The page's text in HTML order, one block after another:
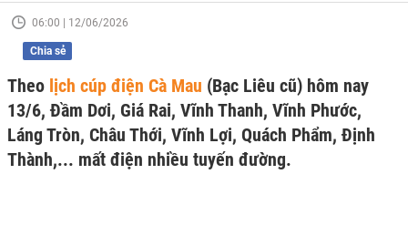
06:00 | 12/06/2026
Chia sẻ
Theo lịch cúp điện Cà Mau (Bạc Liêu cũ) hôm nay
13/6, Đầm Dơi, Giá Rai, Vĩnh Thanh, Vĩnh Phước,
Láng Tròn, Châu Thới, Vĩnh Lợi, Quách Phẩm, Định
Thành,... mất điện nhiều tuyến đường.